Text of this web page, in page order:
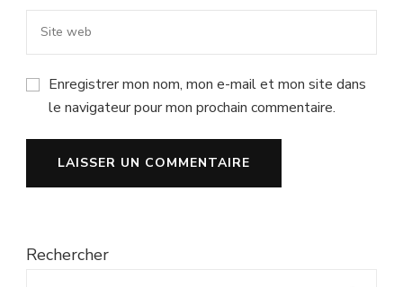
Enregistrer mon nom, mon e-mail et mon site dans
le navigateur pour mon prochain commentaire.
Rechercher